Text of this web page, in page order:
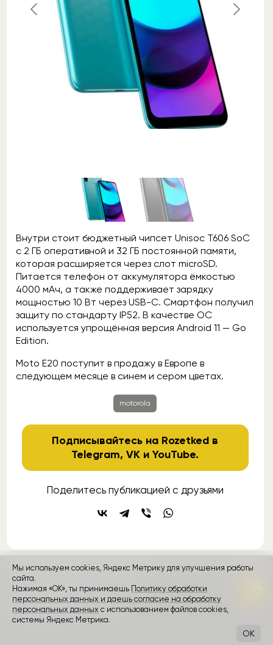
Внутри стоит бюджетный чипсет Unisoc T606 SoC
с 2 ГБ оперативной и 32 ГБ постоянной памяти,
которая расширяется через слот microSD.
Питается телефон от аккумулятора ёмкостью
4000 мАч, а также поддерживает зарядку
мощностью 10 Вт через USB-C. Смартфон получил
защиту по стандарту IP52. В качестве OC
используется упрощённая версия Android 11 — Go
Edition.
Moto E20 поступит в продажу в Европе в
следующем месяце в синем и сером цветах.
motorola
Подписывайтесь на Rozetked в
Telegram,VK иYouTube.
Поделитесь публикацией с друзьями
контакты
Rozetked © 2026
Пользовательское соглашение
Мы используем cookies, Яндекс Метрику для улучшения работы
сайта.
Нажимая «ОК», ты принимаешь Политику обработки
персональных данных и даешь согласие на обработку
персональных данных с использованием файлов cookies,
системы Яндекс Метрика.
OK